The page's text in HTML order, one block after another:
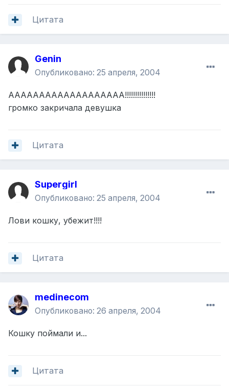
Цитата
Genin
Опубликовано: 25 апреля, 2004
ААААААААААААААААААА!!!!!!!!!!!!!!!
громко закричала девушка
Цитата
Supergirl
Опубликовано: 25 апреля, 2004
Лови кошку, убежит!!!!
Цитата
medinecom
Опубликовано: 26 апреля, 2004
Кошку поймали и...
Цитата